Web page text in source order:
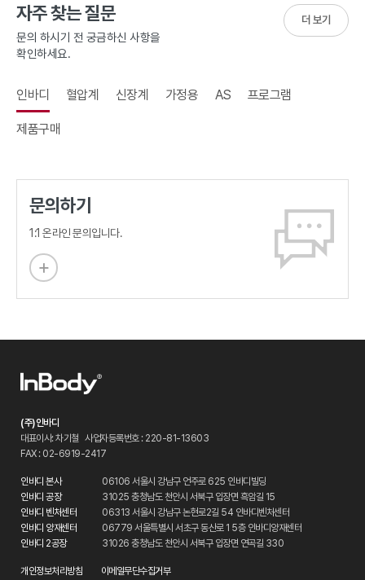
자주 찾는 질문
문의 하시기 전 궁금하신 사항을
확인하세요.
인바디 혈압계 신장계 가정용 AS 프로그램
제품구매
더 보기
문의하기
1:1 온라인 문의입니다.
(주)인바디
대표이사: 차기철 사업자등록번호 : 220-81-13603
FAX : 02-6919-2417
인바디 본사
06106 서울시 강남구 언주로 625 인바디빌딩
인바디 공장
31025 충청남도 천안시 서북구 입장면 흑암길 15
인바디 벤처센터
06313 서울시 강남구 논현로2길 54 인바디벤처센터
인바디 양재센터
06779 서울특별시 서초구 동산로 1 5층 인바디양재센터
인바디 2공장
31026 충청남도 천안시 서북구 입장면 연곡길 330
개인정보처리방침 이메일무단수집거부